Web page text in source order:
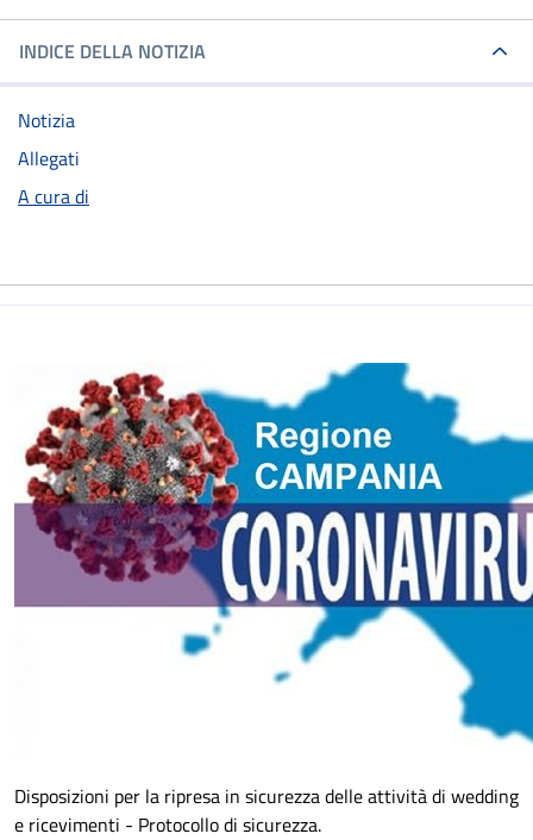
INDICE DELLA NOTIZIA
Notizia
Allegati
A cura di
Disposizioni per la ripresa in sicurezza delle attività di wedding
e ricevimenti - Protocollo di sicurezza.